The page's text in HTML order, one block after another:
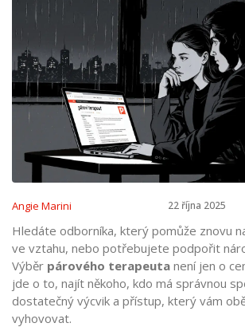
Angie Marini 22 října 2025
Hledáte odborníka, který pomůže znovu
ve vztahu, nebo potřebujete podpořit
Výběr párového terapeuta není jen o
jde o to, najít někoho, kdo má správnou
dostatečný výcvik a přístup, který vám
vyhovovat.